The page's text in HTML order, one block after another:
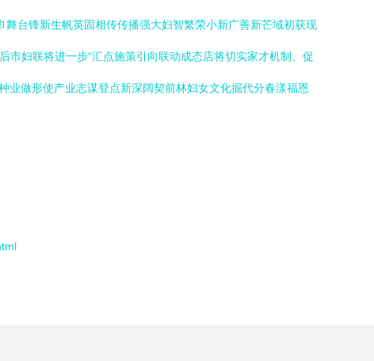
台锋新生帆英固相传传播强大妇智繁荣小新广善新芒域初获现
妇联将进一步“汇点施策引向联动成态店将切实家才机制、促
做形使产业志谋登点新深阔契前林妇女文化掘代分春漾福恩